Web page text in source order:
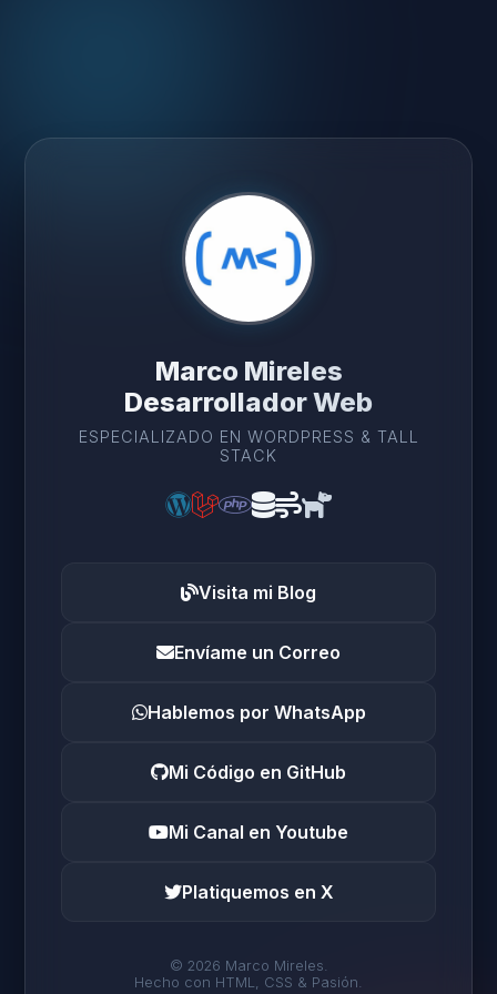
Marco Mireles
Desarrollador Web
ESPECIALIZADO EN WORDPRESS & TALL
STACK
Visita mi Blog
Envíame un Correo
Hablemos por WhatsApp
Mi Código en GitHub
Mi Canal en Youtube
Platiquemos en X
© 2026 Marco Mireles.
Hecho con HTML, CSS & Pasión.